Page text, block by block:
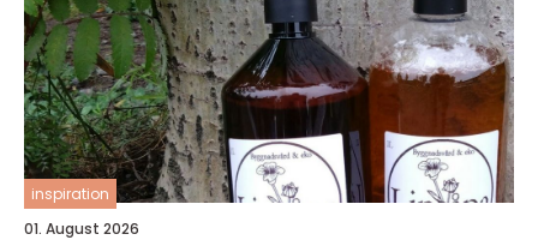
inspiration
01. August 2026